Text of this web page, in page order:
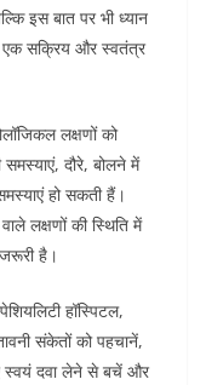
इस बात पर भी ध्यान
एक सक्रिय और स्वतंत्र
लक्षणों को
दौरे, बोलने में
हो सकती हैं।
लक्षणों की स्थिति में
है।
हॉस्पिटल,
संकेतों को पहचानें,
स्वयं दवा लेने से बचें और